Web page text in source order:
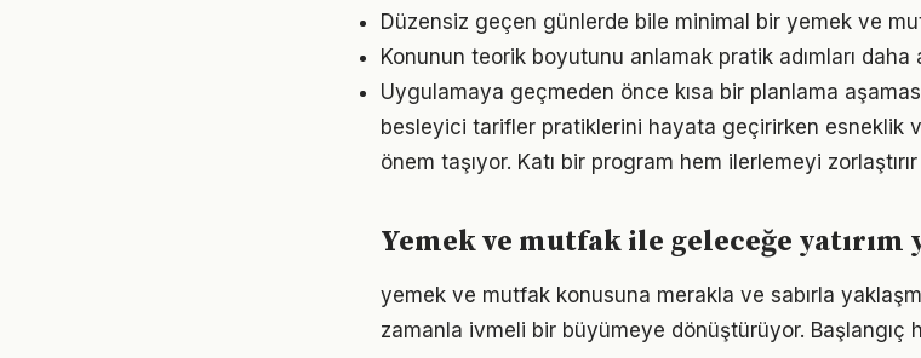
Düzensiz geçen günlerde bile minimal bir yemek ve
Konunun teorik boyutunu anlamak pratik adımları daha
Uygulamaya geçmeden önce kısa bir planlama
besleyici tarifler pratiklerini hayata geçirirken esneklik
önem taşıyor. Katı bir program hem ilerlemeyi
Yemek ve mutfak ile geleceğe yatırım
yemek ve mutfak konusuna merakla ve sabırla
zamanla ivmeli bir büyümeye dönüştürüyor. Başlangıç